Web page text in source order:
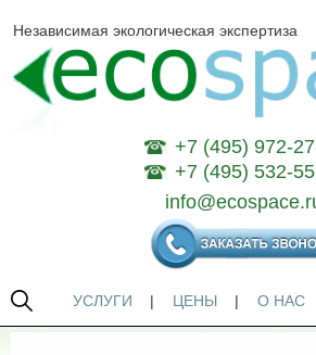
Независимая экологическая экспертиза
+7 (495) 972-
+7 (495) 532-
УСЛУГИ | ЦЕНЫ | О НАС